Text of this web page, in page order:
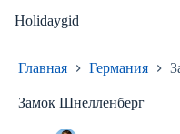
Holidaygid
Главная Германия
Замок Шнелленберг